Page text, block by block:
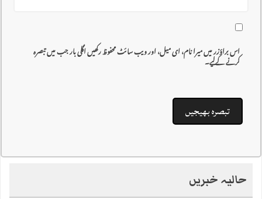
اس براؤزر میں میرا نام، ای میل، اور ویب سائٹ محفوظ رکھیں اگلی بار جب میں تبصرہ
کرنے کےلیے۔
حالیہ خبریں